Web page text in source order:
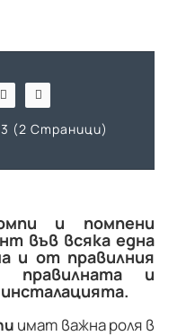
и помпени
във всяка една
и от правилния
правилната и
имат важна роля в
(2 Страници)